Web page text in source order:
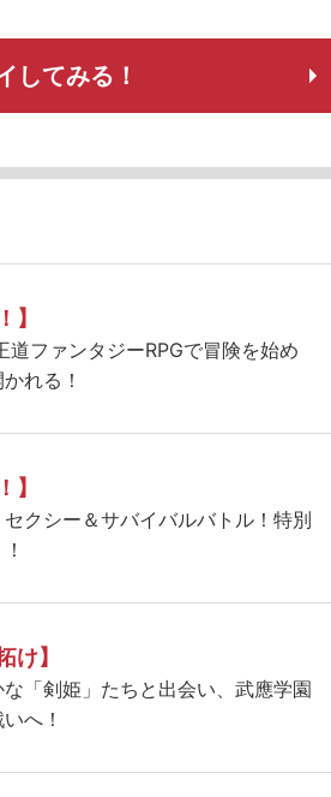
してみる！
】
ファンタジーRPGで冒険を始め
れる！
】
クシー＆サバイバルバトル！特別
け】
「剣姫」たちと出会い、武應学園
へ！